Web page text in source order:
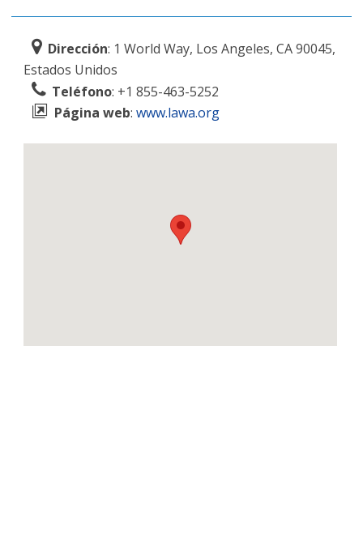
Dirección: 1 World Way, Los Angeles, CA 90045,
Estados Unidos
Teléfono: +1 855-463-5252
Página web: www.lawa.org